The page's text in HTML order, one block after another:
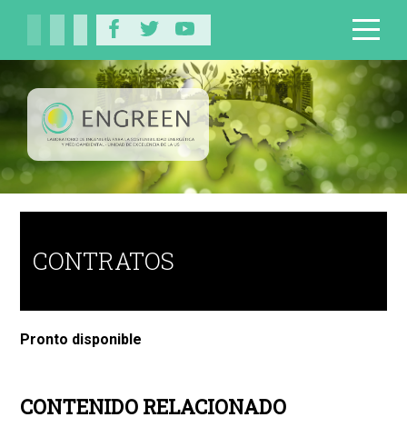
CONTRATOS
Pronto disponible
CONTENIDO RELACIONADO